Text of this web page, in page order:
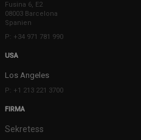
Fusina 6, E2
08003 Barcelona
Spanien
P: +34 971 781 990
USA
Los Angeles
P: +1 213 221 3700
FIRMA
Sekretess